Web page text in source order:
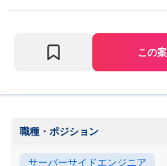
この
職種・ポジション
サーバーサイドエンジニア